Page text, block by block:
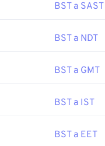
BST a SAST
BST a NDT
BST a GMT
BST a IST
BST a EET